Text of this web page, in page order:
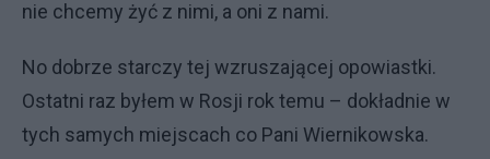
nie chcemy żyć z nimi, a oni z nami.
No dobrze starczy tej wzruszającej opowiastki.
Ostatni raz byłem w Rosji rok temu – dokładnie w
tych samych miejscach co Pani Wiernikowska.